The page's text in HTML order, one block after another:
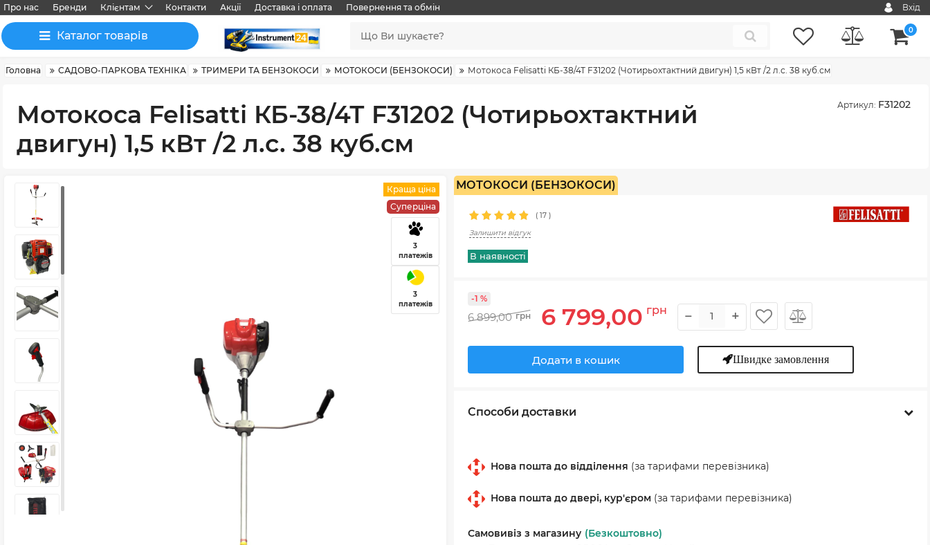
Про нас Бренди Клієнтам Контакти Акції Доставка і оплата Повернення та обмін Вхід
Каталог товарів 0
Головна САДОВО-ПАРКОВА ТЕХНІКА ТРИМЕРИ ТА БЕНЗОКОСИ МОТОКОСИ (БЕНЗОКОСИ) Мотокоса Felisatti КБ-38/4Т F31202 (Чотирьохтактний двигун) 1,5 кВт /2 л.с. 38 куб.см
Мотокоса Felisatti КБ-38/4Т F31202 (Чотирьохтактний
двигун) 1,5 кВт /2 л.с. 38 куб.см
Артикул: F31202
Краща ціна
Суперціна
3
платежів
3
платежів
МОТОКОСИ (БЕНЗОКОСИ)
(17)
Залишити відгук
В наявності
6 899,00 грн 6 799,00 грн
-1 %
− +
Додати в кошик Швидке замовлення
Способи доставки
Нова пошта до відділення (за тарифами перевізника)
Нова пошта до двері, кур'єром (за тарифами перевізника)
Самовивіз з магазину (Безкоштовно)